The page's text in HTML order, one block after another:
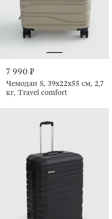
7 990 ₽
Чемодан S, 39х22х55 см, 2,7
кг, Travel comfort